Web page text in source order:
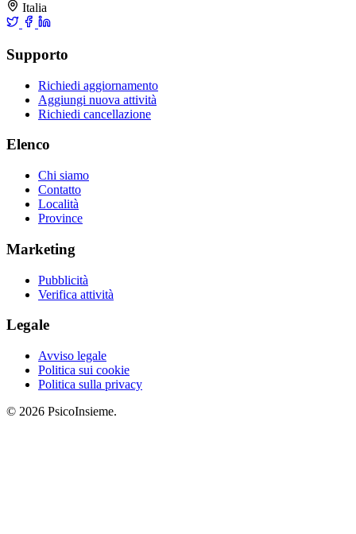
Italia
Supporto
Richiedi aggiornamento
Aggiungi nuova attività
Richiedi cancellazione
Elenco
Chi siamo
Contatto
Località
Province
Marketing
Pubblicità
Verifica attività
Legale
Avviso legale
Politica sui cookie
Politica sulla privacy
© 2026 PsicoInsieme.